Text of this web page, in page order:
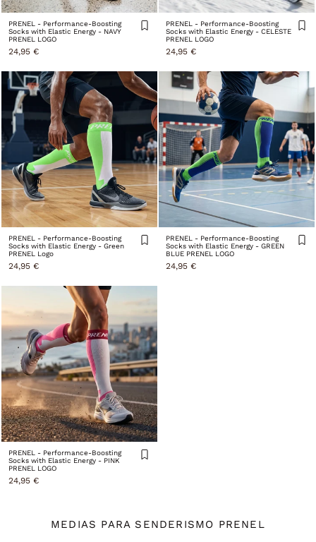
PRENEL - Performance-Boosting
Socks with Elastic Energy - NAVY
PRENEL LOGO
24,95 €
PRENEL - Performance-Boosting
Socks with Elastic Energy - CELESTE
PRENEL LOGO
24,95 €
PRENEL - Performance-Boosting
Socks with Elastic Energy - Green
PRENEL Logo
24,95 €
PRENEL - Performance-Boosting
Socks with Elastic Energy - GREEN
BLUE PRENEL LOGO
24,95 €
PRENEL - Performance-Boosting
Socks with Elastic Energy - PINK
PRENEL LOGO
24,95 €
MEDIAS PARA SENDERISMO PRENEL